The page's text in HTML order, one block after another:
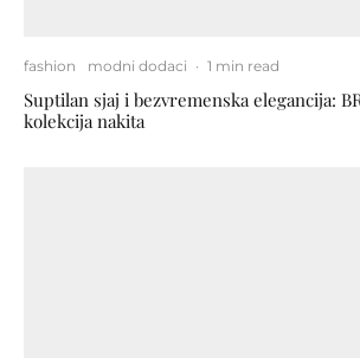
fashion modni dodaci · 1 min read
Suptilan sjaj i bezvremenska elegancija:
kolekcija nakita